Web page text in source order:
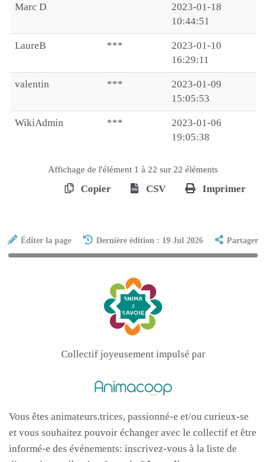
Marc D
2023-01-18
10:44:51
LaureB ***
2023-01-10
16:29:11
valentin ***
2023-01-09
15:05:53
WikiAdmin ***
2023-01-06
19:05:38
Affichage de l'élément 1 à 22 sur 22 éléments
Copier CSV Imprimer
Éditer la page Dernière édition : 19 Jul 2026 Partager
Collectif joyeusement impulsé par
Vous êtes animateurs.trices, passionné-e et/ou curieux-se
et vous souhaitez pouvoir échanger avec le collectif et être
informé-e des événements: inscrivez-vous à la liste de